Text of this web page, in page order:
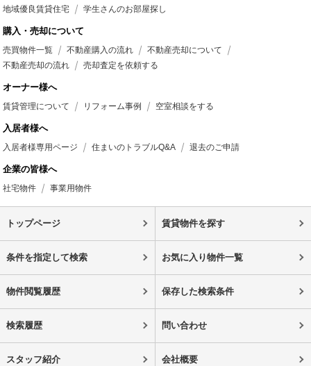
地域優良賃貸住宅
学生さんのお部屋探し
購入・売却について
売買物件一覧 不動産購入の流れ
不動産売却について
不動産売却の流れ
売却査定を依頼する
オーナー様へ
賃貸管理について リフォーム事例 空室相談をする
入居者様へ
入居者様専用ページ 住まいのトラブルQ&A 退去のご申請
企業の皆様へ
社宅物件 事業用物件
トップページ 賃貸物件を探す
条件を指定して検索 お気に入り物件一覧
物件閲覧履歴 保存した検索条件
検索履歴 問い合わせ
スタッフ紹介 会社概要